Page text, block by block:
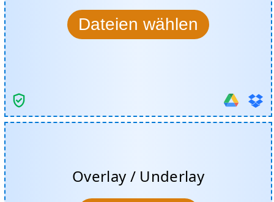
Dateien wählen
Overlay / Underlay